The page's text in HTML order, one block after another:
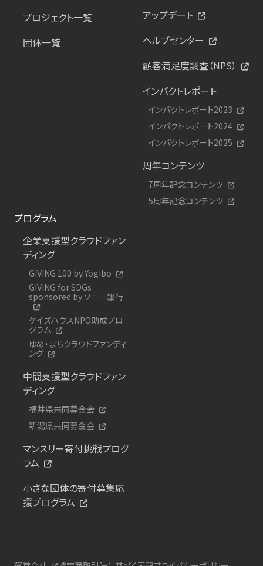
プロジェクト一覧
団体一覧
アップデート
ヘルプセンター
顧客満足度調査（NPS）
インパクトレポート
インパクトレポート2023
インパクトレポート2024
インパクトレポート2025
周年コンテンツ
7周年記念コンテンツ
5周年記念コンテンツ
プログラム
企業支援型クラウドファン
ディング
GIVING 100 by Yogibo
GIVING for SDGs
sponsored by ソニー銀行
ケイズハウスNPO助成プロ
グラム
ゆめ・まちクラウドファンディ
ング
中間支援型クラウドファン
ディング
福井県共同募金会
新潟県共同募金会
マンスリー寄付挑戦プログ
ラム
小さな団体の寄付募集応
援プログラム